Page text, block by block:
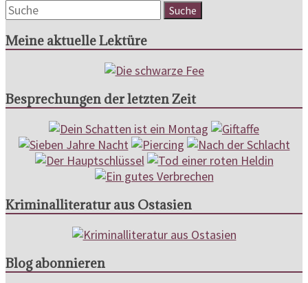
Meine aktuelle Lektüre
Besprechungen der letzten Zeit
Kriminalliteratur aus Ostasien
Blog abonnieren